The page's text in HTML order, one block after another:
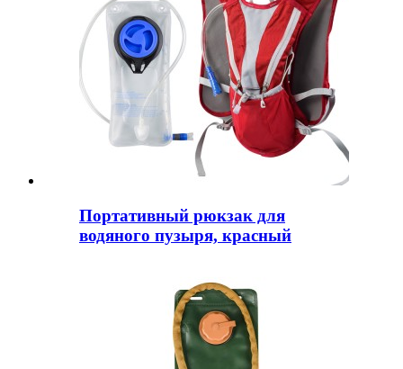
Портативный рюкзак для
водяного пузыря, красный